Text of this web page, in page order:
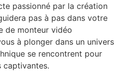
passionné par la création
pas à pas dans votre
de monteur vidéo
à plonger dans un univers
se rencontrent pour
captivantes.